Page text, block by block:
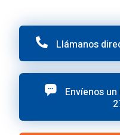
Llámanos
Envíenos